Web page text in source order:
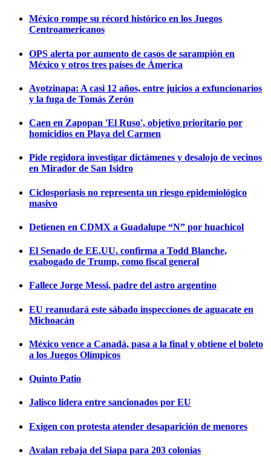
México rompe su récord histórico en los Juegos
Centroamericanos
OPS alerta por aumento de casos de sarampión en
México y otros tres países de Ámerica
Ayotzinapa: A casi 12 años, entre juicios a exfuncionarios
y la fuga de Tomás Zerón
Caen en Zapopan 'El Ruso', objetivo prioritario por
homicidios en Playa del Carmen
Pide regidora investigar dictámenes y desalojo de vecinos
en Mirador de San Isidro
Ciclosporiasis no representa un riesgo epidemiológico
masivo
Detienen en CDMX a Guadalupe “N” por huachicol
El Senado de EE.UU. confirma a Todd Blanche,
exabogado de Trump, como fiscal general
Fallece Jorge Messi, padre del astro argentino
EU reanudará este sábado inspecciones de aguacate en
Michoacán
México vence a Canadá, pasa a la final y obtiene el boleto
a los Juegos Olímpicos
Quinto Patio
Jalisco lidera entre sancionados por EU
Exigen con protesta atender desaparición de menores
Avalan rebaja del Siapa para 203 colonias